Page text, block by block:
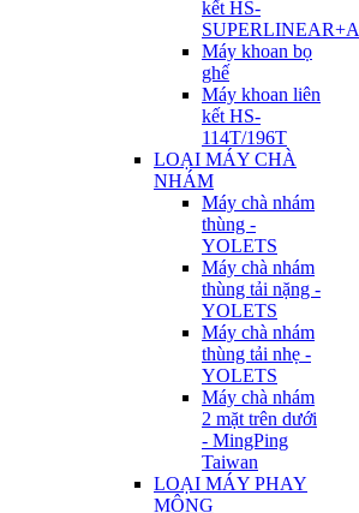
kết HS-
SUPERLINEAR+A
Máy khoan bọ
ghế
Máy khoan liên
kết HS-
114T/196T
LOẠI MÁY CHÀ
NHÁM
Máy chà nhám
thùng -
YOLETS
Máy chà nhám
thùng tải nặng -
YOLETS
Máy chà nhám
thùng tải nhẹ -
YOLETS
Máy chà nhám
2 mặt trên dưới
- MingPing
Taiwan
LOẠI MÁY PHAY
MỘNG